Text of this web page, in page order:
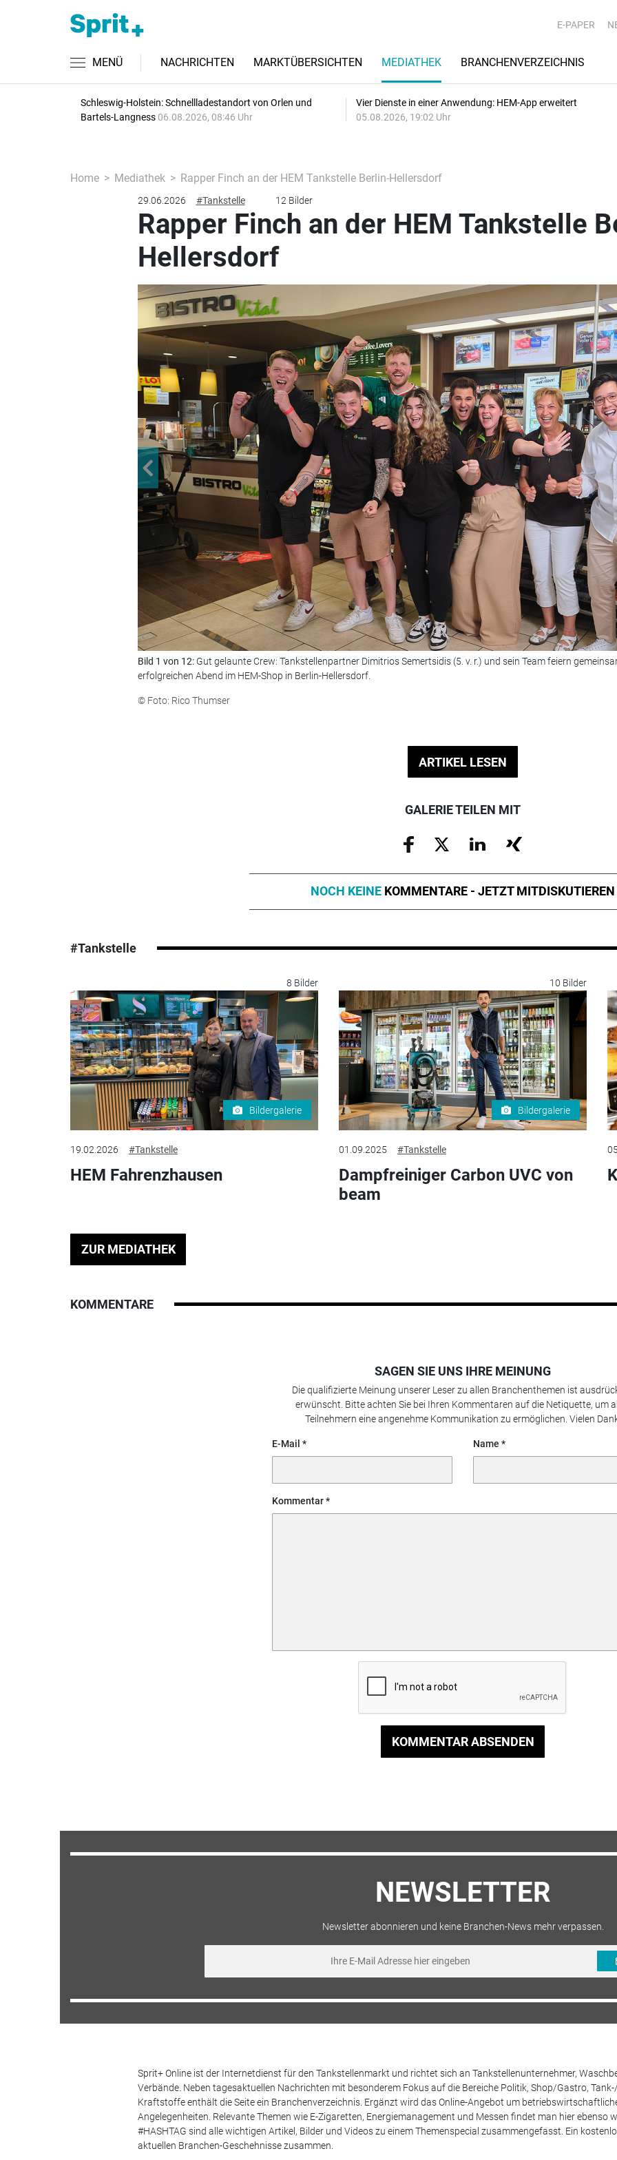
E-PAPER
MENÜ NACHRICHTEN MARKTÜBERSICHTEN MEDIATHEK BRANCHENVERZEICHNIS
Schleswig-Holstein: Schnellladestandort von Orlen und
Bartels-Langness 06.08.2026, 08:46 Uhr
Vier Dienste in einer Anwendung: HEM-App erweitert
05.08.2026, 19:02 Uhr
Home Mediathek Rapper Finch an der HEM Tankstelle Berlin-Hellersdorf
29.06.2026 #Tankstelle 12 Bilder
Rapper Finch an der HEM Tankstelle
Hellersdorf
Bild 1 von 12: Gut gelaunte Crew: Tankstellenpartner Dimitrios Semertsidis (5. v. r.) und sein Team feiern
erfolgreichen Abend im HEM-Shop in Berlin-Hellersdorf.
© Foto: Rico Thumser
ARTIKEL LESEN
GALERIE TEILEN MIT
NOCH KEINE KOMMENTARE - JETZT MITDISKUTIEREN
#Tankstelle
8 Bilder
Bildergalerie
19.02.2026 #Tankstelle
HEM Fahrenzhausen
10 Bilder
Bildergalerie
01.09.2025 #Tankstelle
Dampfreiniger Carbon UVC von
beam
ZUR MEDIATHEK
KOMMENTARE
SAGEN SIE UNS IHRE MEINUNG
Die qualifizierte Meinung unserer Leser zu allen Branchenthemen ist
erwünscht. Bitte achten Sie bei Ihren Kommentaren auf die Netiquette, um
Teilnehmern eine angenehme Kommunikation zu ermöglichen. Vielen
E-Mail Name
Kommentar
KOMMENTAR ABSENDEN
NEWSLETTER
Newsletter abonnieren und keine Branchen-News mehr verpassen.
Sprit+ Online ist der Internetdienst für den Tankstellenmarkt und richtet sich an Tankstellenunternehmer,
Verbände. Neben tagesaktuellen Nachrichten mit besonderem Fokus auf die Bereiche Politik, Shop/Gastro,
Kraftstoffe enthält die Seite ein Branchenverzeichnis. Ergänzt wird das Online-Angebot um
Angelegenheiten. Relevante Themen wie E-Zigaretten, Energiemanagement und Messen findet man hier ebenso
#HASHTAG sind alle wichtigen Artikel, Bilder und Videos zu einem Themenspecial zusammengefasst. Ein
aktuellen Branchen-Geschehnisse zusammen.